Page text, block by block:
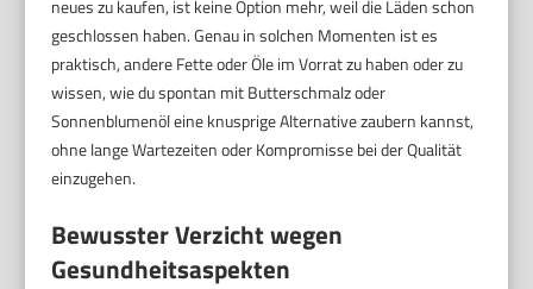
neues zu kaufen, ist keine Option mehr, weil die Läden schon
geschlossen haben. Genau in solchen Momenten ist es
praktisch, andere Fette oder Öle im Vorrat zu haben oder zu
wissen, wie du spontan mit Butterschmalz oder
Sonnenblumenöl eine knusprige Alternative zaubern kannst,
ohne lange Wartezeiten oder Kompromisse bei der Qualität
einzugehen.
Bewusster Verzicht wegen
Gesundheitsaspekten